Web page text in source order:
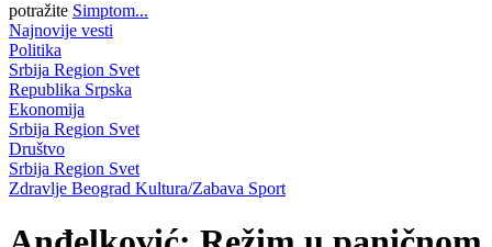
potražite Simptom...
Najnovije vesti
Politika
Srbija Region Svet
Republika Srpska
Ekonomija
Srbija Region Svet
Društvo
Srbija Region Svet
Zdravlje Beograd Kultura/Zabava Sport